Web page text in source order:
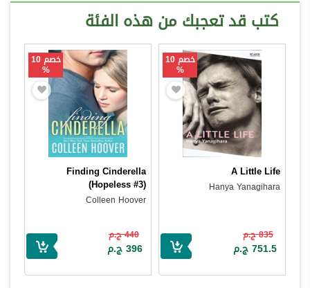
كتب قد تعجبك من هذه الفئة
خصم 10
%
A Little Life
Hanya Yanagihara
835 ج.م
751.5 ج.م
خصم 10
%
Finding Cinderella
(Hopeless #3)
Colleen Hoover
440 ج.م
396 ج.م